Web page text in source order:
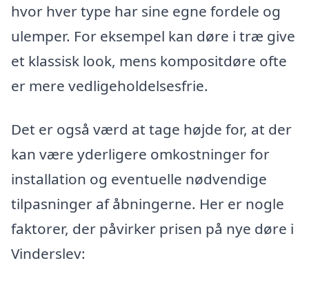
hvor hver type har sine egne fordele og
ulemper. For eksempel kan døre i træ give
et klassisk look, mens kompositdøre ofte
er mere vedligeholdelsesfrie.
Det er også værd at tage højde for, at der
kan være yderligere omkostninger for
installation og eventuelle nødvendige
tilpasninger af åbningerne. Her er nogle
faktorer, der påvirker prisen på nye døre i
Vinderslev: